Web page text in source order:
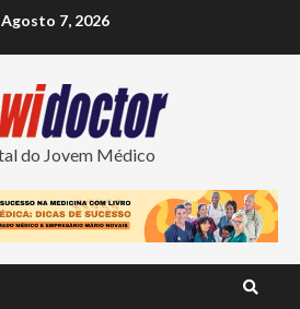
Agosto 7, 2026
do Jovem Médico